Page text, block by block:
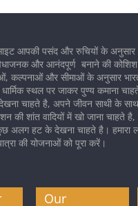
आपकी पसंद और रुचियों के अनुसार
और आनंदपूर्ण बनाने की कोशिश
कल्पनाओं और सीमाओं के अनुसार
स्थल पर जाकर पुण्य कमाना
चाहते है, अपने जीवन साथी के साथ
की शांत वादियों में खो जाना चाहते
अलग हट के देखना चाहते है। हमारा
की योजनाओं को पूरा करें।
Our